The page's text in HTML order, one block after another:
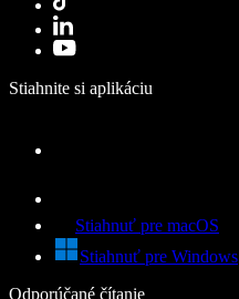
Stiahnite si aplikáciu
Stiahnuť pre macOS
Stiahnuť pre Windows
Odporúčané čítanie